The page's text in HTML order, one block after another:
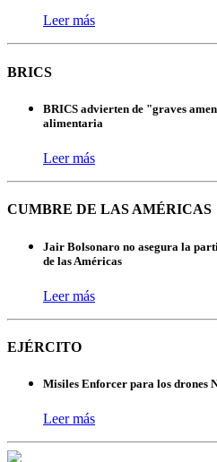
Leer más
BRICS
BRICS advierten de "graves
alimentaria
Leer más
CUMBRE DE LAS AMÉRICAS
Jair Bolsonaro no asegura la
de las Américas
Leer más
EJÉRCITO
Misiles Enforcer para los drones
Leer más